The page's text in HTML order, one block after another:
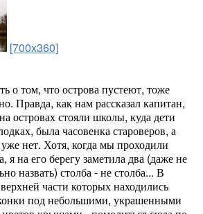
[700x360]
о том, что острова пустеют, тоже
Правда, как нам рассказал капитан,
островах стояли школы, куда дети
была часовенка староверов, а
нет. Хотя, когда мы проходили
я на его берегу заметила два (даже не
назвать) столба - не столба... В
части которых находились
под небольшими, украшенными